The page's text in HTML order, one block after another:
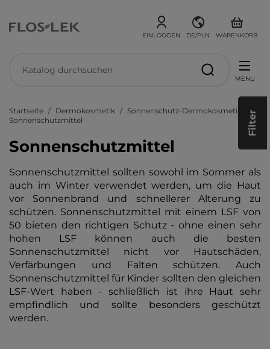
EINLOGGEN DE/PLN WARENKORB
MENU
Startseite Dermokosmetik
Sonnenschutz-Dermokosmetik
Sonnenschutzmittel
Sonnenschutzmittel
Sonnenschutzmittel sollten sowohl im Sommer als
auch im Winter verwendet werden, um die Haut
vor Sonnenbrand und schnellerer Alterung zu
schützen. Sonnenschutzmittel mit einem LSF von
50 bieten den richtigen Schutz - ohne einen sehr
hohen LSF können auch die besten
Sonnenschutzmittel nicht vor Hautschäden,
Verfärbungen und Falten schützen. Auch
Sonnenschutzmittel für Kinder sollten den gleichen
LSF-Wert haben - schließlich ist ihre Haut sehr
empfindlich und sollte besonders geschützt
werden.
Filter